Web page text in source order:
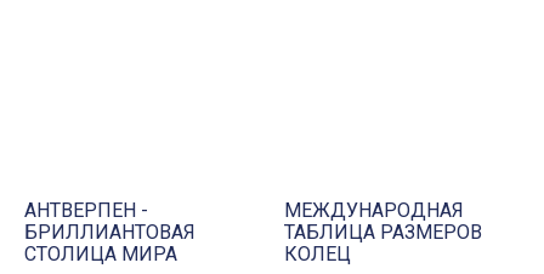
АНТВЕРПЕН -
БРИЛЛИАНТОВАЯ
СТОЛИЦА МИРА
МЕЖДУНАРОДНАЯ
ТАБЛИЦА РАЗМЕРОВ
КОЛЕЦ